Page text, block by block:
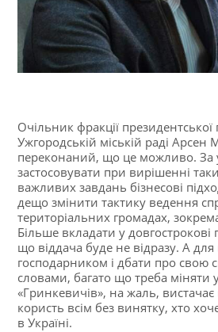
Очільник фракції президентської
Ужгородській міській раді Арсен
переконаний, що це можливо.
застосовувати при вирішенні
важливих завдань бізнесові
дещо змінити тактику ведення
територіальних громадах,
Більше вкладати у довгострокові
що віддача буде не відразу. А
господарником і дбати про свою
словами, багато що треба міняти у
«Гринкевичів», на жаль,
користь всім без винятку, хто
в Україні.